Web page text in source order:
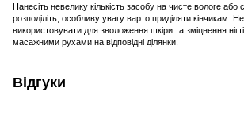
Нанесіть невелику кількість засобу на чисте вологе або
розподіліть, особливу увагу варто приділяти кінчикам.
використовувати для зволоження шкіри та зміцнення
масажними рухами на відповідні ділянки.​
Відгуки